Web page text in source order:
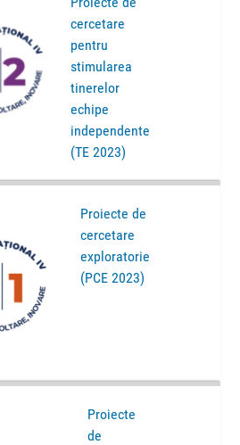
cercetare
pentru
stimularea
tinerelor
echipe
independente
(TE 2023)
Proiecte de
cercetare
exploratorie
(PCE 2023)
Proiecte
de